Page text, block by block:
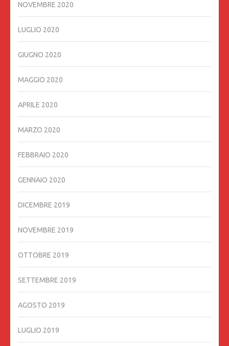
NOVEMBRE 2020
LUGLIO 2020
GIUGNO 2020
MAGGIO 2020
APRILE 2020
MARZO 2020
FEBBRAIO 2020
GENNAIO 2020
DICEMBRE 2019
NOVEMBRE 2019
OTTOBRE 2019
SETTEMBRE 2019
AGOSTO 2019
LUGLIO 2019